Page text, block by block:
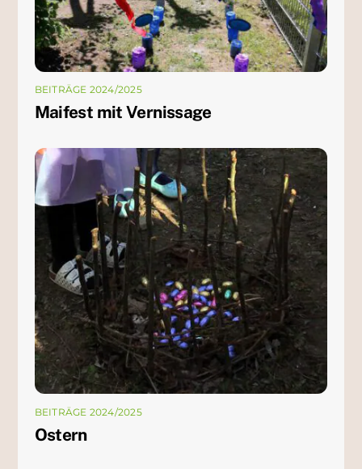
BEITRÄGE 2024/2025
Maifest mit Vernissage
BEITRÄGE 2024/2025
Ostern